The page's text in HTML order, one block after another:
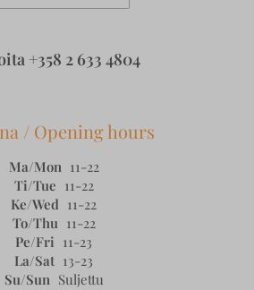
+358 2 633 4804
/ Opening hours
Ma/Mon 11-22
Ti/Tue 11-22
Ke/Wed 11-22
To/Thu 11-22
Pe/Fri 11-23
La/Sat 13-23
Su/Sun Suljettu